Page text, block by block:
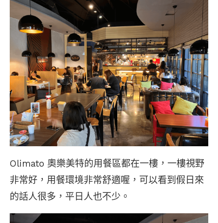
Olimato 奧樂美特的用餐區都在一樓，一樓視野
非常好，用餐環境非常舒適喔，可以看到假日來
的話人很多，平日人也不少。